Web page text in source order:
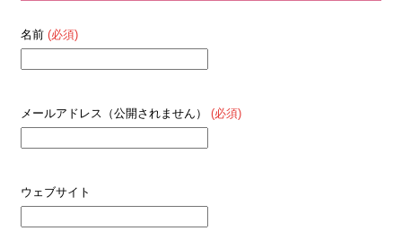
名前 (必須)
メールアドレス（公開されません） (必須)
ウェブサイト